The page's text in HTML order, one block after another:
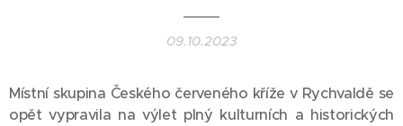
09.10.2023
Místní skupina Českého červeného kříže v Rychvaldě se
opět vypravila na výlet plný kulturních a historických